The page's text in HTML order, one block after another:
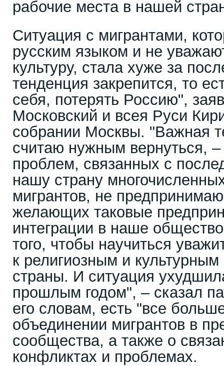
рабочие места в нашей
Ситуация с мигрантами,
русским языком и не
культуру, стала хуже за
тенденция закрепится, то
себя, потерять Россию",
Московский и всея Руси
собрании Москвы. "Важная
считаю нужным вернуться, –
проблем, связанных с
нашу страну
мигрантов, не
желающих таковые
интеграции в наше
того, чтобы научиться
к религиозным и
страны. И ситуация
прошлым годом", – сказал
его словам, есть "все
объединении мигрантов в
сообщества, а также о
конфликтах и проблемах.